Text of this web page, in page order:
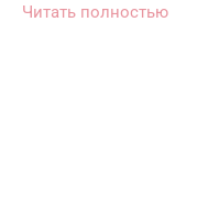
Читать полностью